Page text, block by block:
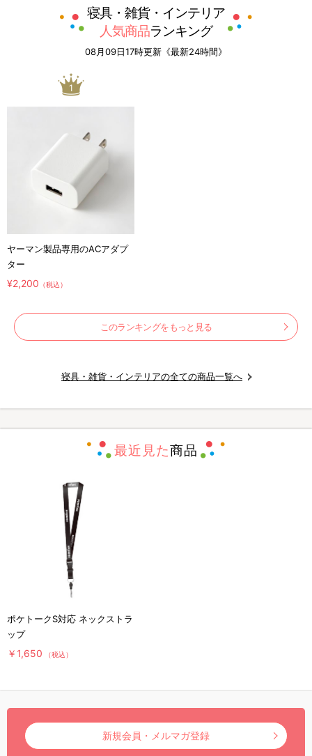
寝具・雑貨・インテリア
人気商品ランキング
08月09日17時更新《最新24時間》
1
ヤーマン製品専用のACアダプ
ター
¥2,200 （税込）
このランキングをもっと見る
寝具・雑貨・インテリアの全ての商品一覧へ
最近見た商品
ポケトークS対応 ネックストラ
ップ
￥1,650 （税込）
新規会員・メルマガ登録